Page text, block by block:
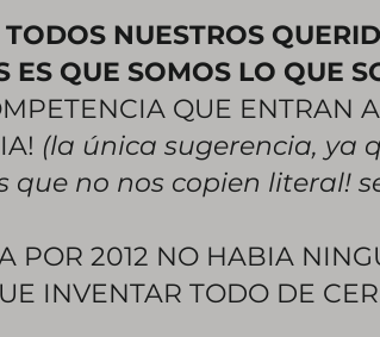
NUESTROS
ES QUE SOMOS LO QUE
QUE ENTRAN
(la única sugerencia, ya
que no nos copien literal!
POR 2012 NO HABIA
INVENTAR TODO DE